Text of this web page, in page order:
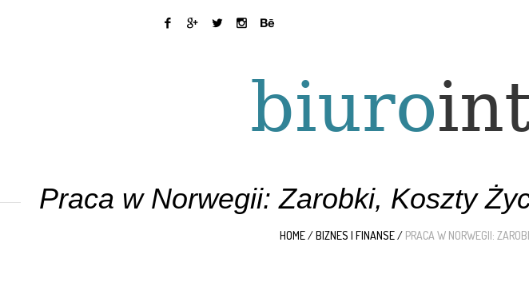
Praca w Norwegii: Zarobki, Koszty
HOME/BIZNES I FINANSE/ PRACA W NORWEGII: